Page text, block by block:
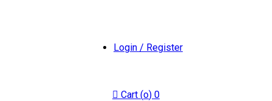
Login / Register
Cart (o) 0